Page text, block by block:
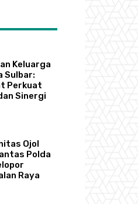
Keluarga
Sulbar:
Perkuat
Sinergi
Ojol
Polda
Raya